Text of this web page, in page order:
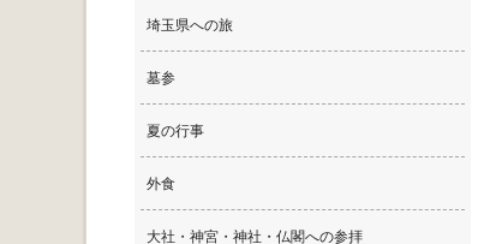
埼玉県への旅
墓参
夏の行事
外食
大社・神宮・神社・仏閣への参拝